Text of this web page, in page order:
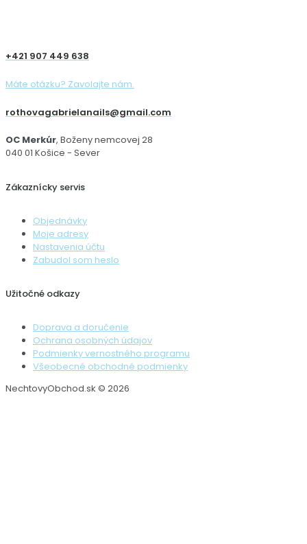
+421 907 449 638
Máte otázku? Zavolajte nám.
rothovagabrielanails@gmail.com
OC Merkúr, Boženy nemcovej 28
040 01 Košice - Sever
Zákaznícky servis
Objednávky
Moje adresy
Nastavenia účtu
Zabudol som heslo
Užitočné odkazy
Doprava a doručenie
Ochrana osobných údajov
Podmienky vernostného programu
Všeobecné obchodné podmienky
NechtovyObchod.sk © 2026